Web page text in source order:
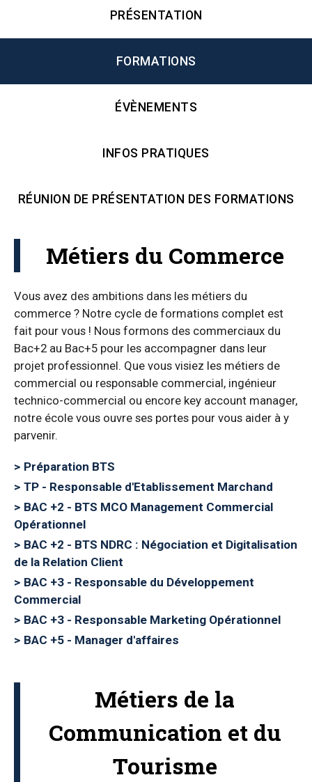
PRÉSENTATION
FORMATIONS
ÉVÈNEMENTS
INFOS PRATIQUES
RÉUNION DE PRÉSENTATION DES FORMATIONS
Métiers du Commerce
Vous avez des ambitions dans les métiers du
commerce ? Notre cycle de formations complet est
fait pour vous ! Nous formons des commerciaux du
Bac+2 au Bac+5 pour les accompagner dans leur
projet professionnel. Que vous visiez les métiers de
commercial ou responsable commercial, ingénieur
technico-commercial ou encore key account manager,
notre école vous ouvre ses portes pour vous aider à y
parvenir.
Préparation BTS
TP - Responsable d'Etablissement Marchand
BAC +2 - BTS MCO Management Commercial
Opérationnel
BAC +2 - BTS NDRC : Négociation et Digitalisation
de la Relation Client
BAC +3 - Responsable du Développement
Commercial
BAC +3 - Responsable Marketing Opérationnel
BAC +5 - Manager d'affaires
Métiers de la
Communication et du
Tourisme